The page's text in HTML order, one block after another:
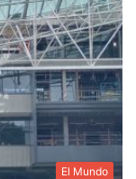
El Mundo